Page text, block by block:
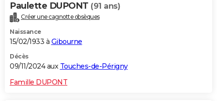
Paulette DUPONT (91 ans)
Créer une cagnotte obsèques
Naissance
15/02/1933 à Gibourne
Décès
09/11/2024 aux Touches-de-Périgny
Famille DUPONT